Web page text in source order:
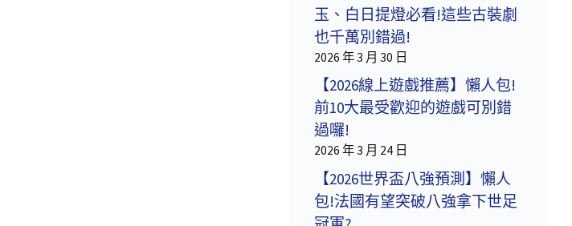
玉、白日提燈必看!這些古裝劇
也千萬別錯過!
2026 年 3 月 30 日
【2026線上遊戲推薦】懶人包!
前10大最受歡迎的遊戲可別錯
過囉!
2026 年 3 月 24 日
【2026世界盃八強預測】懶人
包!法國有望突破八強拿下世足